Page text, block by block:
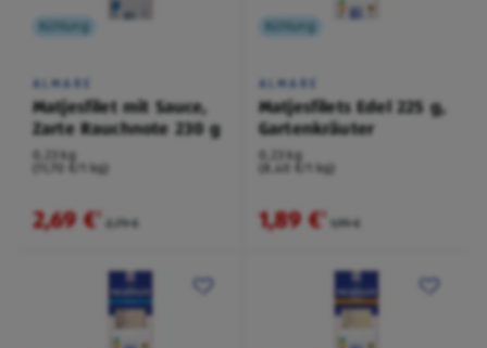
Kühlung
ALMARE
Matjesfilet mit Sauce,
Zarte Rauchnote 230 g
0,23 kg
(11,70 €/1 kg)
2,69 €² 2,79 €
Kühlung
ALMARE
Matjesfilets Edel 225 g,
Gartenkräuter
0,23 kg
(8,40 €/1 kg)
1,89 €² 1,99 €